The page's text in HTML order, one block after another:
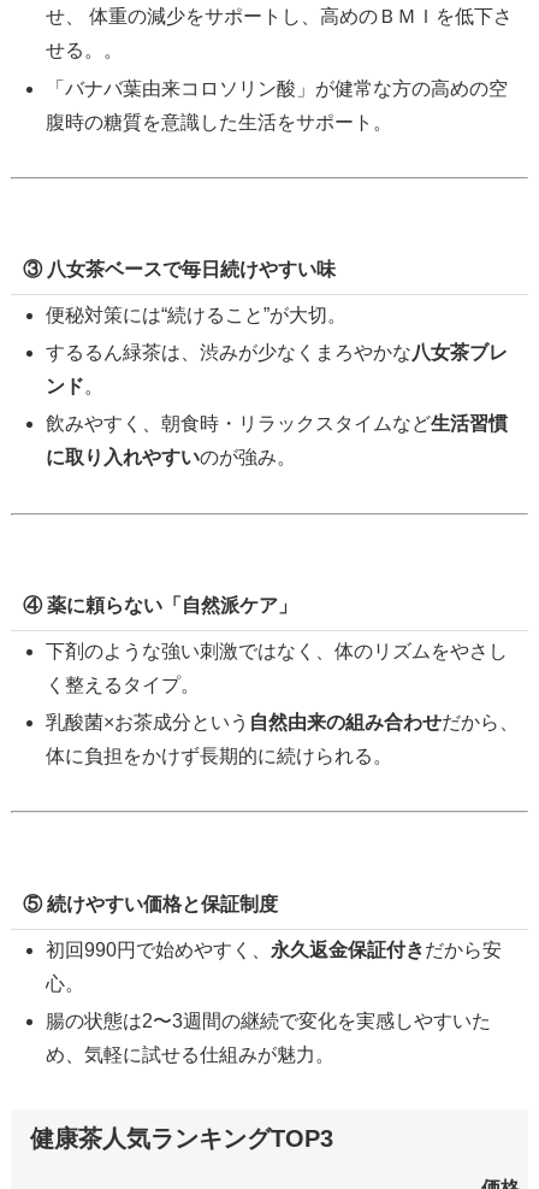
せ、 体重の減少をサポートし、高めのＢＭＩを低下さ
せる。。
「バナバ葉由来コロソリン酸」が健常な方の高めの空
腹時の糖質を意識した生活をサポート。
③ 八女茶ベースで毎日続けやすい味
便秘対策には“続けること”が大切。
するるん緑茶は、渋みが少なくまろやかな八女茶ブレ
ンド。
飲みやすく、朝食時・リラックスタイムなど生活習慣
に取り入れやすいのが強み。
④ 薬に頼らない「自然派ケア」
下剤のような強い刺激ではなく、体のリズムをやさし
く整えるタイプ。
乳酸菌×お茶成分という 自然由来の組み合わせだから、
体に負担をかけず長期的に続けられる。
⑤ 続けやすい価格と保証制度
初回990円で始めやすく、 永久返金保証付きだから安
心。
腸の状態は2〜3週間の継続で変化を実感しやすいた
め、気軽に試せる仕組みが魅力。
健康茶人気ランキングTOP3